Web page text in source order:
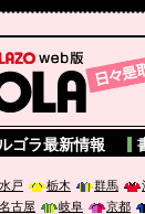
ゴラ最新情報
水戸 栃木 群馬
名古屋 岐阜 京都